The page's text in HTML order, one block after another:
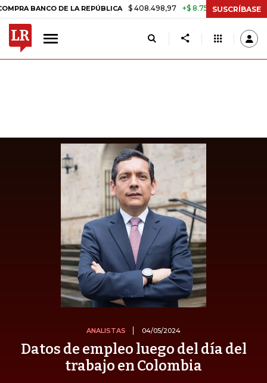
DE LA REPÚBLICA $ 408.498,97 +$ 8.753,81 +2,19% TASA
SUSCRÍBASE
ANALISTAS 04/05/2024
Datos de empleo luego del día del
trabajo en Colombia